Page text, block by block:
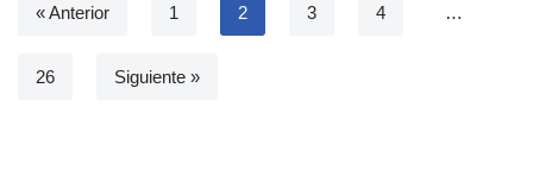
« Anterior 1 2 3 4 …
26 Siguiente »